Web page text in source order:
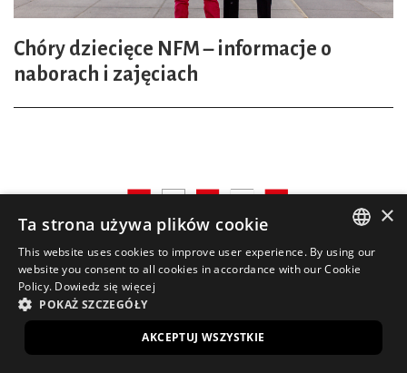
Chóry dziecięce NFM – informacje o
naborach i zajęciach
POLISH
×
Ta strona używa plików cookie
This website uses cookies to improve user experience. By using our
website you consent to all cookies in accordance with our Cookie
Policy. Dowiedz się więcej
POKAŻ SZCZEGÓŁY
AKCEPTUJ WSZYSTKIE